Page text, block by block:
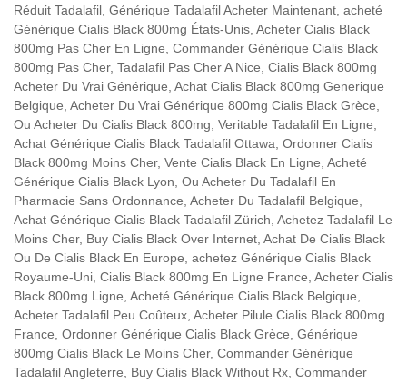
Réduit Tadalafil, Générique Tadalafil Acheter Maintenant, acheté
Générique Cialis Black 800mg États-Unis, Acheter Cialis Black
800mg Pas Cher En Ligne, Commander Générique Cialis Black
800mg Pas Cher, Tadalafil Pas Cher A Nice, Cialis Black 800mg
Acheter Du Vrai Générique, Achat Cialis Black 800mg Generique
Belgique, Acheter Du Vrai Générique 800mg Cialis Black Grèce,
Ou Acheter Du Cialis Black 800mg, Veritable Tadalafil En Ligne,
Achat Générique Cialis Black Tadalafil Ottawa, Ordonner Cialis
Black 800mg Moins Cher, Vente Cialis Black En Ligne, Acheté
Générique Cialis Black Lyon, Ou Acheter Du Tadalafil En
Pharmacie Sans Ordonnance, Acheter Du Tadalafil Belgique,
Achat Générique Cialis Black Tadalafil Zürich, Achetez Tadalafil Le
Moins Cher, Buy Cialis Black Over Internet, Achat De Cialis Black
Ou De Cialis Black En Europe, achetez Générique Cialis Black
Royaume-Uni, Cialis Black 800mg En Ligne France, Acheter Cialis
Black 800mg Ligne, Acheté Générique Cialis Black Belgique,
Acheter Tadalafil Peu Coûteux, Acheter Pilule Cialis Black 800mg
France, Ordonner Générique Cialis Black Grèce, Générique
800mg Cialis Black Le Moins Cher, Commander Générique
Tadalafil Angleterre, Buy Cialis Black Without Rx, Commander